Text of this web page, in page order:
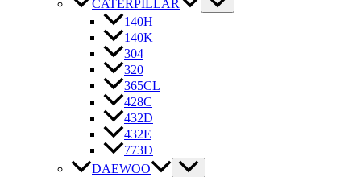
CATERPILLAR
140H
140K
304
320
365CL
428C
432D
432E
773D
DAEWOO